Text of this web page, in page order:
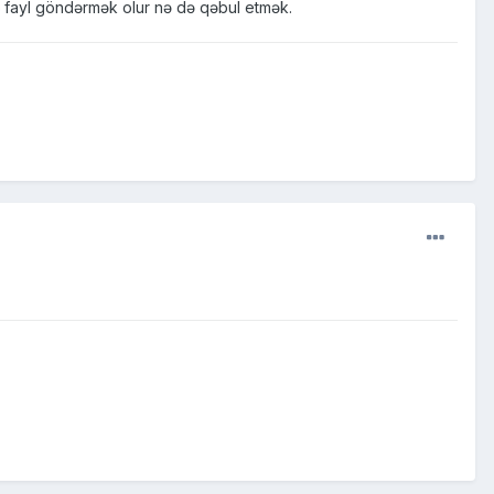
göndərmək olur nə də qəbul etmək.